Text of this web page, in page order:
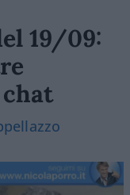
19/09: